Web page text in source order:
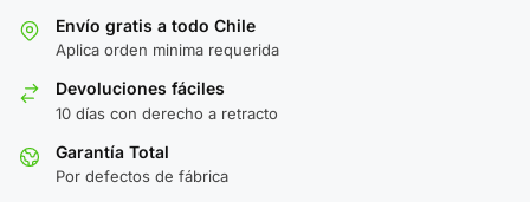
Envío gratis a todo Chile
Aplica orden minima requerida
Devoluciones fáciles
10 días con derecho a retracto
Garantía Total
Por defectos de fábrica